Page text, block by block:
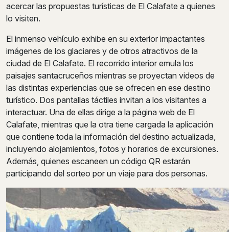
acercar las propuestas turísticas de El Calafate a quienes
lo visiten.
El inmenso vehículo exhibe en su exterior impactantes
imágenes de los glaciares y de otros atractivos de la
ciudad de El Calafate. El recorrido interior emula los
paisajes santacruceños mientras se proyectan videos de
las distintas experiencias que se ofrecen en ese destino
turístico. Dos pantallas táctiles invitan a los visitantes a
interactuar. Una de ellas dirige a la página web de El
Calafate, mientras que la otra tiene cargada la aplicación
que contiene toda la información del destino actualizada,
incluyendo alojamientos, fotos y horarios de excursiones.
Además, quienes escaneen un código QR estarán
participando del sorteo por un viaje para dos personas.